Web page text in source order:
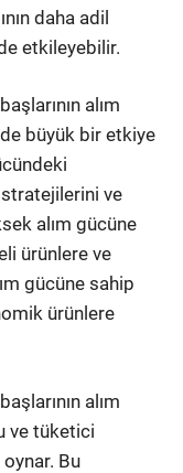
daha adil
etkileyebilir.
alım
büyük bir etkiye
ve
alım gücüne
ürünlere ve
gücüne sahip
ürünlere
alım
ve tüketici
Bu